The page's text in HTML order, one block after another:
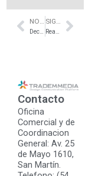
Prev Next
Contacto
Oficina
Comercial y de
Coordinacion
General: Av. 25
de Mayo 1610,
San Martín.